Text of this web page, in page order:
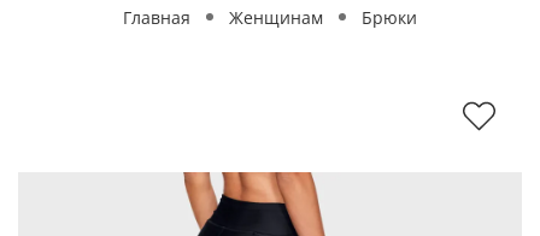
Главная Женщинам Брюки